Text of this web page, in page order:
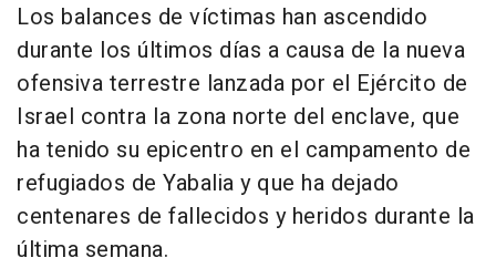
Los balances de víctimas han ascendido
durante los últimos días a causa de la nueva
ofensiva terrestre lanzada por el Ejército de
Israel contra la zona norte del enclave, que
ha tenido su epicentro en el campamento de
refugiados de Yabalia y que ha dejado
centenares de fallecidos y heridos durante la
última semana.